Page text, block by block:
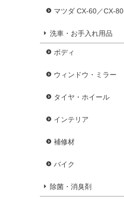
マツダ CX-60／CX-80
洗車・お手入れ用品
ボディ
ウィンドウ・ミラー
タイヤ・ホイール
インテリア
補修材
バイク
除菌・消臭剤